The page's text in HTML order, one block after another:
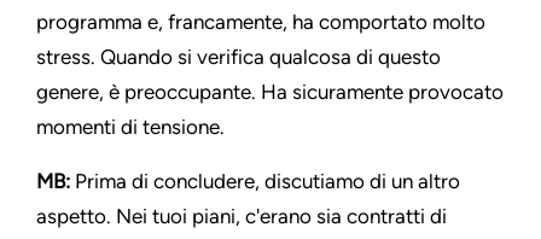
programma e, francamente, ha comportato molto
stress. Quando si verifica qualcosa di questo
genere, è preoccupante. Ha sicuramente provocato
momenti di tensione.
MB: Prima di concludere, discutiamo di un altro
aspetto. Nei tuoi piani, c'erano sia contratti di